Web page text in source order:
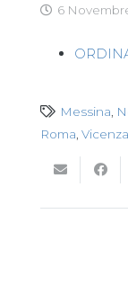
6
Messina
Roma Vicenza